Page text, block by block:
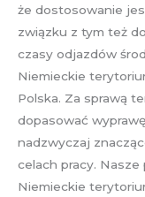
że dostosowanie
związku z tym też
czasy odjazdów
Niemieckie
Polska. Za sprawą
dopasować
nadzwyczaj
celach pracy.
Niemieckie